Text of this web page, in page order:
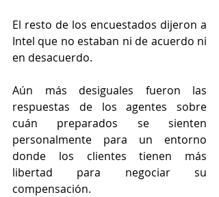
El resto de los encuestados dijeron a
Intel que no estaban ni de acuerdo ni
en desacuerdo.
Aún más desiguales fueron las
respuestas de los agentes sobre
cuán preparados se sienten
personalmente para un entorno
donde los clientes tienen más
libertad para negociar su
compensación.